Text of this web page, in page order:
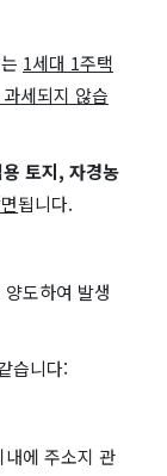
1세대 1주택
세되지 않습
토지, 자경농
됩니다.
도하여 발생
습니다:
에 주소지 관